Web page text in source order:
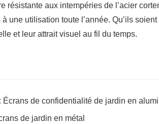
résistante aux intempéries de l’acier
à une utilisation toute l’année. Qu’ils
et leur attrait visuel au fil du temps.
Écrans de confidentialité de jardin en
de jardin en métal